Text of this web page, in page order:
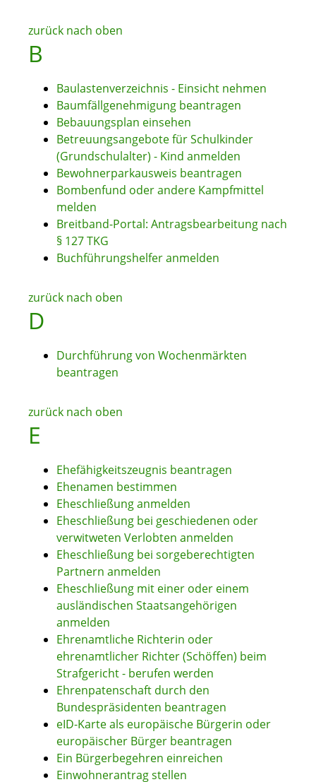
zurück nach oben
B
Baulastenverzeichnis - Einsicht nehmen
Baumfällgenehmigung beantragen
Bebauungsplan einsehen
Betreuungsangebote für Schulkinder
(Grundschulalter) - Kind anmelden
Bewohnerparkausweis beantragen
Bombenfund oder andere Kampfmittel
melden
Breitband-Portal: Antragsbearbeitung nach
§ 127 TKG
Buchführungshelfer anmelden
zurück nach oben
D
Durchführung von Wochenmärkten
beantragen
zurück nach oben
E
Ehefähigkeitszeugnis beantragen
Ehenamen bestimmen
Eheschließung anmelden
Eheschließung bei geschiedenen oder
verwitweten Verlobten anmelden
Eheschließung bei sorgeberechtigten
Partnern anmelden
Eheschließung mit einer oder einem
ausländischen Staatsangehörigen
anmelden
Ehrenamtliche Richterin oder
ehrenamtlicher Richter (Schöffen) beim
Strafgericht - berufen werden
Ehrenpatenschaft durch den
Bundespräsidenten beantragen
eID-Karte als europäische Bürgerin oder
europäischer Bürger beantragen
Ein Bürgerbegehren einreichen
Einwohnerantrag stellen